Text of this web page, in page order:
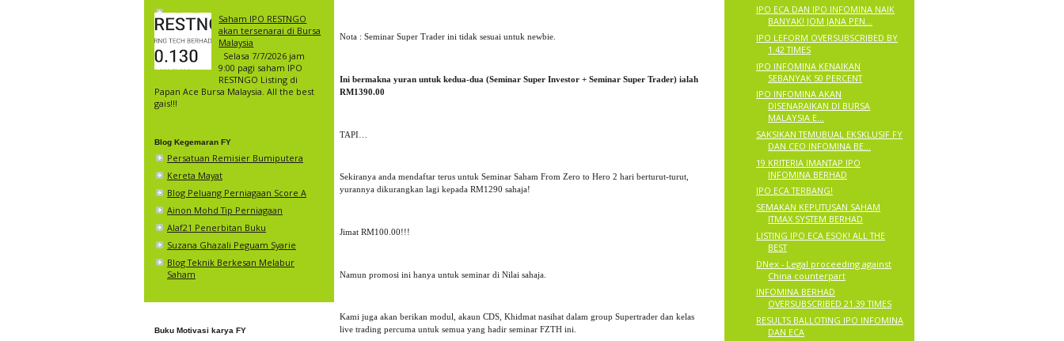
Saham IPO RESTNGO
akan tersenarai di Bursa
Malaysia
Selasa 7/7/2026 jam
9:00 pagi saham IPO
RESTNGO Listing di
Papan Ace Bursa Malaysia. All the best
gais!!!
Blog Kegemaran FY
Persatuan Remisier Bumiputera
Kereta Mayat
Blog Peluang Perniagaan Score A
Ainon Mohd Tip Perniagaan
Alaf21 Penerbitan Buku
Suzana Ghazali Peguam Syarie
Blog Teknik Berkesan Melabur
Saham
Buku Motivasi karya FY
Nota : Seminar Super Trader ini tidak sesuai untuk newbie.
Ini bermakna yuran untuk kedua-dua (Seminar Super Investor + Seminar Super Trader) ialah
RM1390.00
TAPI…
Sekiranya anda mendaftar terus untuk Seminar Saham From Zero to Hero 2 hari berturut-turut,
yurannya dikurangkan lagi kepada RM1290 sahaja!
Jimat RM100.00!!!
Namun promosi ini hanya untuk seminar di Nilai sahaja.
Kami juga akan berikan modul, akaun CDS, Khidmat nasihat dalam group Supertrader dan kelas
live trading percuma untuk semua yang hadir seminar FZTH ini.
IPO ECA DAN IPO INFOMINA NAIK
BANYAK! JOM JANA PEN...
IPO LEFORM OVERSUBSCRIBED BY
1.42 TIMES
IPO INFOMINA KENAIKAN
SEBANYAK 50 PERCENT
IPO INFOMINA AKAN
DISENARAIKAN DI BURSA
MALAYSIA E...
SAKSIKAN TEMUBUAL EKSKLUSIF FY
DAN CEO INFOMINA BE...
19 KRITERIA IMANTAP IPO
INFOMINA BERHAD
IPO ECA TERBANG!
SEMAKAN KEPUTUSAN SAHAM
ITMAX SYSTEM BERHAD
LISTING IPO ECA ESOK! ALL THE
BEST
DNex - Legal proceeding against
China counterpart
INFOMINA BERHAD
OVERSUBSCRIBED 21.39 TIMES
RESULTS BALLOTING IPO INFOMINA
DAN ECA